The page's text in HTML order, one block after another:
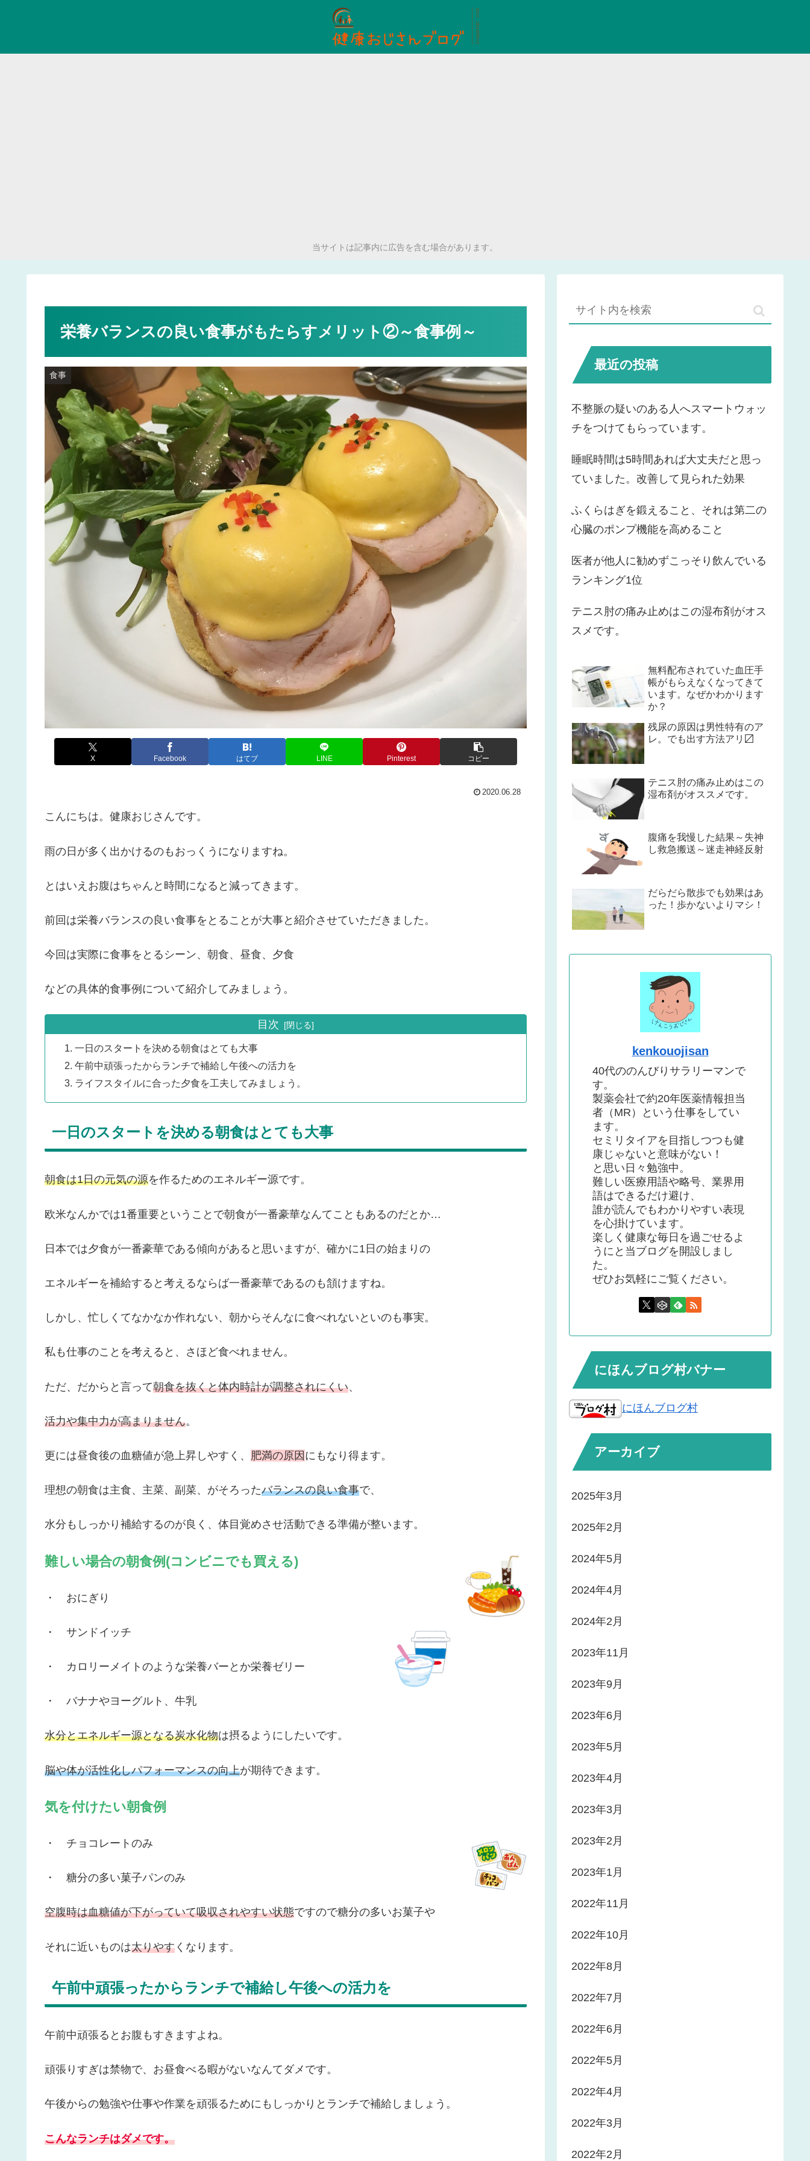
当サイトは記事内に広告を含む場合があります。
栄養バランスの良い食事がもたらすメリット②～食事例～
食事
X Facebook はてブ LINE Pinterest コピー
2020.06.28
こんにちは。健康おじさんです。
雨の日が多く出かけるのもおっくうになりますね。
とはいえお腹はちゃんと時間になると減ってきます。
前回は栄養バランスの良い食事をとることが大事と紹介させていただきました。
今回は実際に食事をとるシーン、朝食、昼食、夕食
などの具体的食事例について紹介してみましょう。
目次
一日のスタートを決める朝食はとても大事
午前中頑張ったからランチで補給し午後への活力を
ライフスタイルに合った夕食を工夫してみましょう。
一日のスタートを決める朝食はとても大事
朝食は1日の元気の源を作るためのエネルギー源です。
欧米なんかでは1番重要ということで朝食が一番豪華なんてこともあるのだとか…
日本では夕食が一番豪華である傾向があると思いますが、確かに1日の始まりの
エネルギーを補給すると考えるならば一番豪華であるのも頷けますね。
しかし、忙しくてなかなか作れない、朝からそんなに食べれないといのも事実。
私も仕事のことを考えると、さほど食べれません。
ただ、だからと言って朝食を抜くと体内時計が調整されにくい、
活力や集中力が高まりません。
更には昼食後の血糖値が急上昇しやすく、 肥満の原因 にもなり得ます。
理想の朝食は主食、主菜、副菜、がそろったバランスの良い食事で、
水分もしっかり補給するのが良く、体目覚めさせ活動できる準備が整います。
難しい場合の朝食例(コンビニでも買える)
・ おにぎり
・ サンドイッチ
・ カロリーメイトのような栄養バーとか栄養ゼリー
・ バナナやヨーグルト、牛乳
水分とエネルギー源となる炭水化物は摂るようにしたいです。
脳や体が活性化しパフォーマンスの向上が期待できます。
気を付けたい朝食例
・ チョコレートのみ
・ 糖分の多い菓子パンのみ
空腹時は血糖値が下がっていて吸収されやすい状態ですので糖分の多いお菓子や
それに近いものは太りやす くなります。
午前中頑張ったからランチで補給し午後への活力を
午前中頑張るとお腹もすきますよね。
頑張りすぎは禁物で、お昼食べる暇がないなんてダメです。
午後からの勉強や仕事や作業を頑張るためにもしっかりとランチで補給しましょう。
こんなランチはダメです。
最近の投稿
不整脈の疑いのある人へスマートウォッ
チをつけてもらっています。
睡眠時間は5時間あれば大丈夫だと思っ
ていました。改善して見られた効果
ふくらはぎを鍛えること、それは第二の
心臓のポンプ機能を高めること
医者が他人に勧めずこっそり飲んでいる
ランキング1位
テニス肘の痛み止めはこの湿布剤がオス
スメです。
無料配布されていた血圧手
帳がもらえなくなってきて
います。なぜかわかります
か？
残尿の原因は男性特有のア
レ。でも出す方法アリ〼
テニス肘の痛み止めはこの
湿布剤がオススメです。
腹痛を我慢した結果～失神
し救急搬送～迷走神経反射
だらだら散歩でも効果はあ
った！歩かないよりマシ！
kenkouojisan
40代ののんびりサラリーマンで
す。
製薬会社で約20年医薬情報担当
者（MR）という仕事をしてい
ます。
セミリタイアを目指しつつも健
康じゃないと意味がない！
と思い日々勉強中。
難しい医療用語や略号、業界用
語はできるだけ避け、
誰が読んでもわかりやすい表現
を心掛けています。
楽しく健康な毎日を過ごせるよ
うにと当ブログを開設しまし
た。
ぜひお気軽にご覧ください。
にほんブログ村バナー
にほんブログ村
アーカイブ
2025年3月
2025年2月
2024年5月
2024年4月
2024年2月
2023年11月
2023年9月
2023年6月
2023年5月
2023年4月
2023年3月
2023年2月
2023年1月
2022年11月
2022年10月
2022年8月
2022年7月
2022年6月
2022年5月
2022年4月
2022年3月
2022年2月